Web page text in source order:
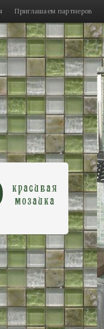
Приглашаем партнеров